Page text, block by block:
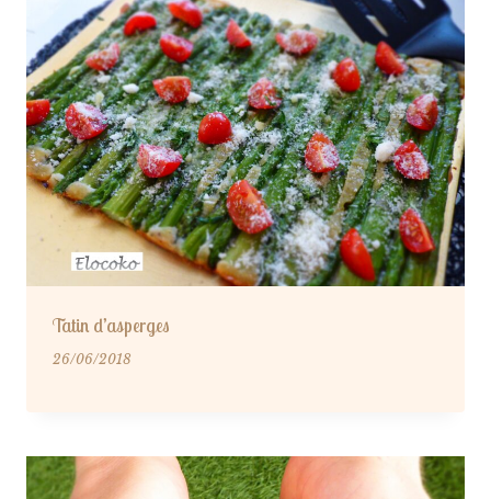
Tatin d’asperges
26/06/2018